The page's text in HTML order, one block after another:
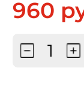
960